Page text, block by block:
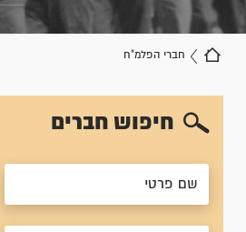
חברי הפלמ"ח
חיפוש חברים